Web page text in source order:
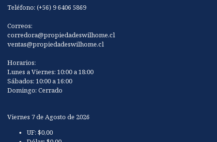
Teléfono: (+56) 9 6406 5869
Correos:
corredora@propiedadeswilhome.cl
ventas@propiedadeswilhome.cl
Horarios:
Lunes a Viernes: 10:00 a 18:00
Sábados: 10:00 a 16:00
Domingo: Cerrado
Viernes 7 de Agosto de 2026
UF:$0,00